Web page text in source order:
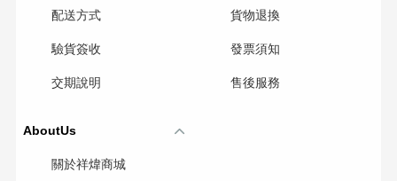
配送方式
驗貨簽收
交期說明
貨物退換
發票須知
售後服務
AboutUs
關於祥煒商城